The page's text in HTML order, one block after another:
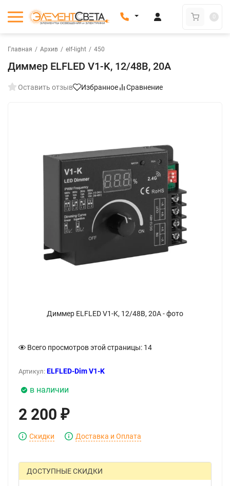
0
Главная / Архив / elf-light / 450
Диммер ELFLED V1-K, 12/48В, 20A
Оставить отзыв Избранное Сравнение
Диммер ELFLED V1-K, 12/48В, 20A - фото
Всего просмотров этой страницы: 14
Артикул: ELFLED-Dim V1-K
в наличии
2 200 ₽
Скидки Доставка и Оплата
ДОСТУПНЫЕ СКИДКИ